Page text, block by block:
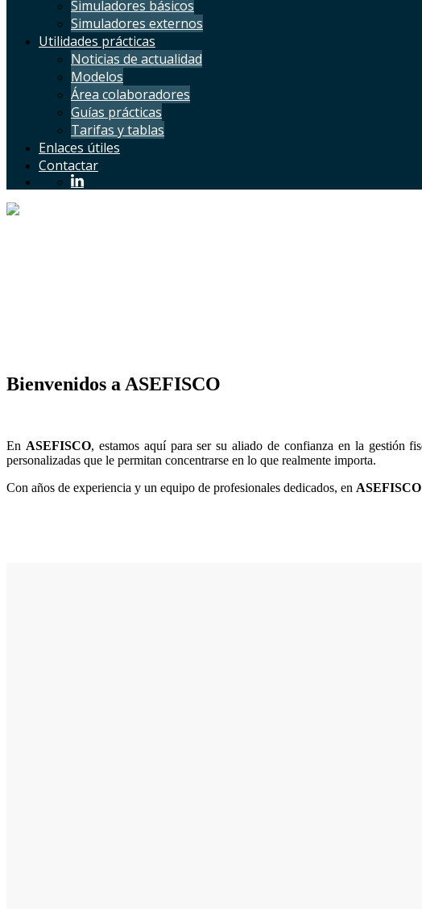
Simuladores básicos
Simuladores externos
Utilidades prácticas
Noticias de actualidad
Modelos
Área colaboradores
Guías prácticas
Tarifas y tablas
Enlaces útiles
Contactar
Bienvenidos a ASEFISCO
En ASEFISCO, estamos aquí para ser su aliado de confianza en la gestión
personalizadas que le permitan concentrarse en lo que realmente importa.
Con años de experiencia y un equipo de profesionales dedicados, en ASEFISCO